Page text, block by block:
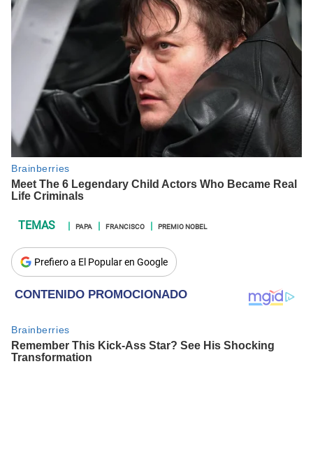
PAPA FRANCISCO PREMIO NOBEL
Prefiero a El Popular en Google